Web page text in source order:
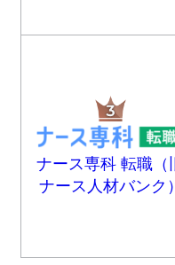
ナース専科 転職（
ナース人材バンク）